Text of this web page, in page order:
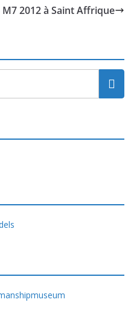
2012 à Saint Affrique